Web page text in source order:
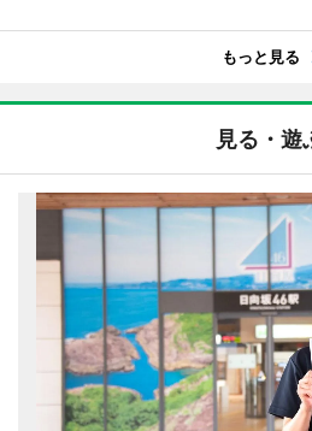
もっと見る
見る・遊